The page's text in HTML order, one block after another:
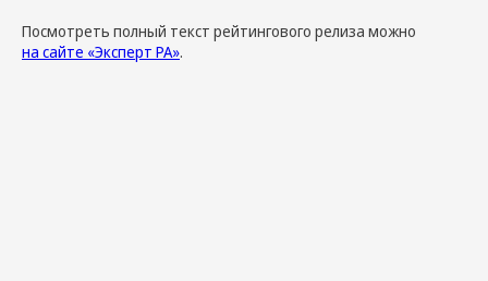
Посмотреть полный текст рейтингового релиза можно
на сайте «Эксперт РА».